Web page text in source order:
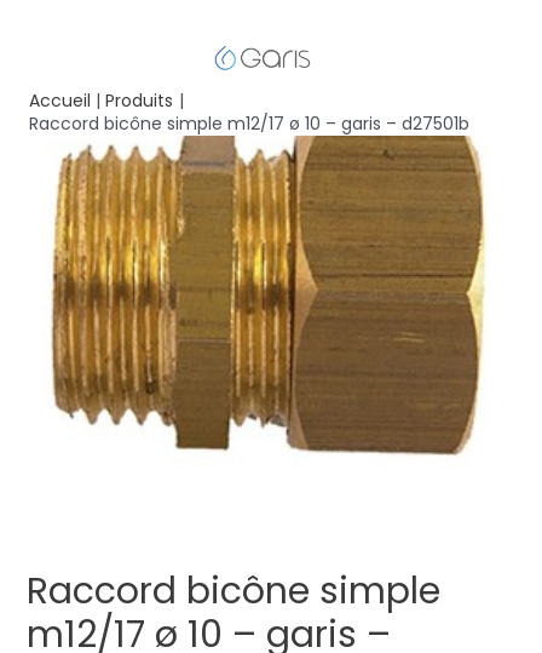
Accueil
Produits
Raccord bicône simple m12/17 ø 10 – garis – d27501b
Raccord bicône simple
m12/17 ø 10 – garis –